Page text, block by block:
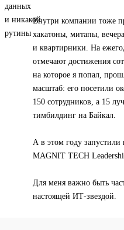
Внутри компании тоже
хакатоны, митапы,
и квартирники. На
отмечают достижения
на которое я попал,
масштаб: его посетили
150 сотрудников, а 15
тимбилдинг на Байкал.
А в этом году запустили
MAGNIT TECH
Для меня важно быть
настоящей ИТ-звездой.